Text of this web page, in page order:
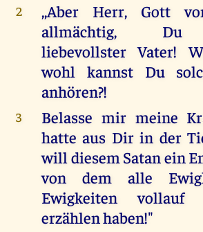
2
,,Aber Herr, Gott
allmächtig, Du
liebevollster Vater!
wohl kannst Du
anhören?!
3
Belasse mir meine
hatte aus Dir in der
will diesem Satan ein
von dem alle
Ewigkeiten
erzählen haben!"